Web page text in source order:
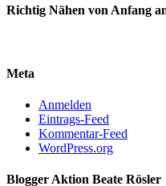
Richtig Nähen von Anfang
Meta
Anmelden
Eintrags-Feed
Kommentar-Feed
WordPress.org
Blogger Aktion Beate Rösler